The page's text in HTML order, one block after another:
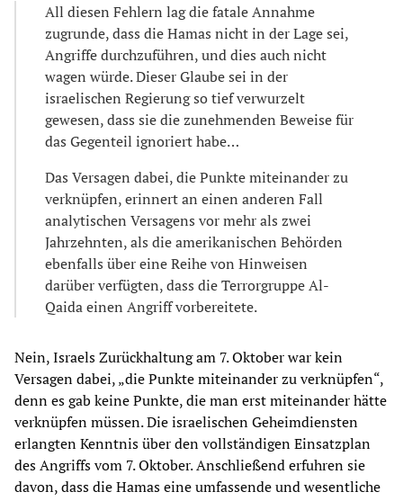
All diesen Fehlern lag die fatale Annahme
zugrunde, dass die Hamas nicht in der Lage sei,
Angriffe durchzuführen, und dies auch nicht
wagen würde. Dieser Glaube sei in der
israelischen Regierung so tief verwurzelt
gewesen, dass sie die zunehmenden Beweise für
das Gegenteil ignoriert habe…
Das Versagen dabei, die Punkte miteinander zu
verknüpfen, erinnert an einen anderen Fall
analytischen Versagens vor mehr als zwei
Jahrzehnten, als die amerikanischen Behörden
ebenfalls über eine Reihe von Hinweisen
darüber verfügten, dass die Terrorgruppe Al-
Qaida einen Angriff vorbereitete.
Nein, Israels Zurückhaltung am 7. Oktober war kein
Versagen dabei, „die Punkte miteinander zu verknüpfen“,
denn es gab keine Punkte, die man erst miteinander hätte
verknüpfen müssen. Die israelischen Geheimdiensten
erlangten Kenntnis über den vollständigen Einsatzplan
des Angriffs vom 7. Oktober. Anschließend erfuhren sie
davon, dass die Hamas eine umfassende und wesentliche